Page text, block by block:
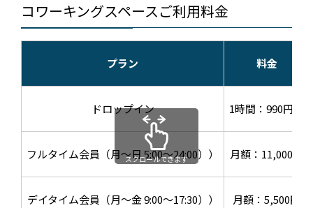
コワーキングスペースご利用料金
プラン 料金
ドロップイン 1時間：990円～
フルタイム会員（月～日 5:00～24:00）） 月額：11,000円
デイタイム会員（月～金 9:00～17:30）） 月額：5,500円
スクロールできます